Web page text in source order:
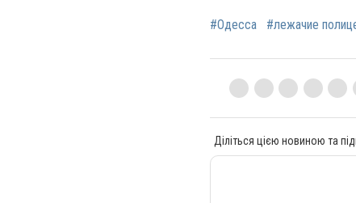
#Одесса #лежачие
Діліться цією новиною та